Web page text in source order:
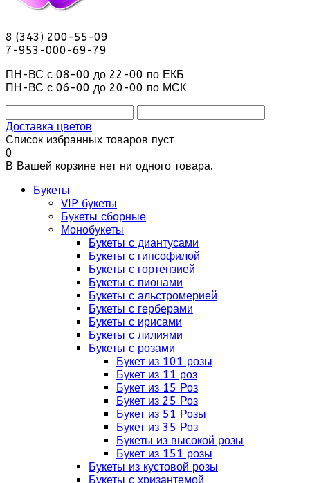
8 (343) 200-55-09
7-953-000-69-79
ПН-ВС с 08-00 до 22-00 по ЕКБ
ПН-ВС с 06-00 до 20-00 по МСК
Доставка цветов
Список избранных товаров пуст
0
В Вашей корзине нет ни одного товара.
Букеты
VIP букеты
Букеты сборные
Монобукеты
Букеты с диантусами
Букеты с гипсофилой
Букеты с гортензией
Букеты с пионами
Букеты с альстромерией
Букеты с герберами
Букеты с ирисами
Букеты с лилиями
Букеты с розами
Букет из 101 розы
Букет из 11 роз
Букет из 15 Роз
Букет из 25 Роз
Букет из 51 Розы
Букет из 35 Роз
Букеты из высокой розы
Букет из 151 розы
Букеты из кустовой розы
Букеты с хризантемой